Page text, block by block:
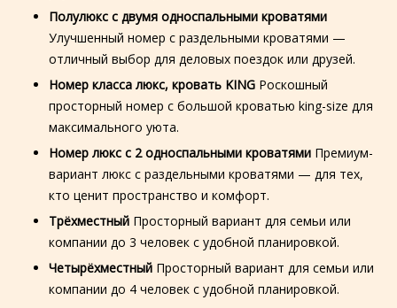
Полулюкс с двумя односпальными кроватями
Улучшенный номер с раздельными кроватями —
отличный выбор для деловых поездок или друзей.
Номер класса люкс, кровать KING Роскошный
просторный номер с большой кроватью king-size для
максимального уюта.
Номер люкс с 2 односпальными кроватями Премиум-
вариант люкс с раздельными кроватями — для тех,
кто ценит пространство и комфорт.
Трёхместный Просторный вариант для семьи или
компании до 3 человек с удобной планировкой.
Четырёхместный Просторный вариант для семьи или
компании до 4 человек с удобной планировкой.